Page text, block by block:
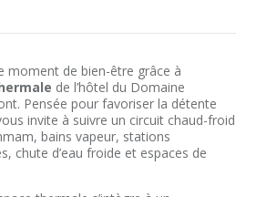
moment de bien-être grâce à
de l’hôtel du Domaine
Pensée pour favoriser la détente
invite à suivre un circuit chaud-froid
bains vapeur, stations
chute d’eau froide et espaces de